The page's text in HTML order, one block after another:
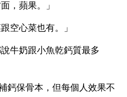
，蘋果。」
空心菜也有。」
牛奶跟小魚乾鈣質最多
鈣保骨本，但每個人效果不